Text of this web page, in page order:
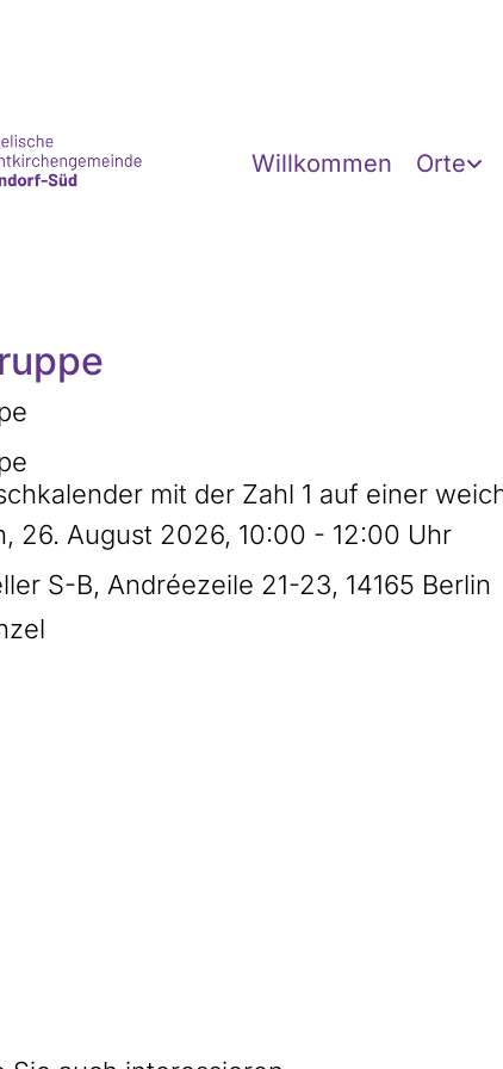
Willkommen Orte
26. August 2026, 10:00 - 12:00 Uhr
S-B, Andréezeile 21-23, 14165 Berlin